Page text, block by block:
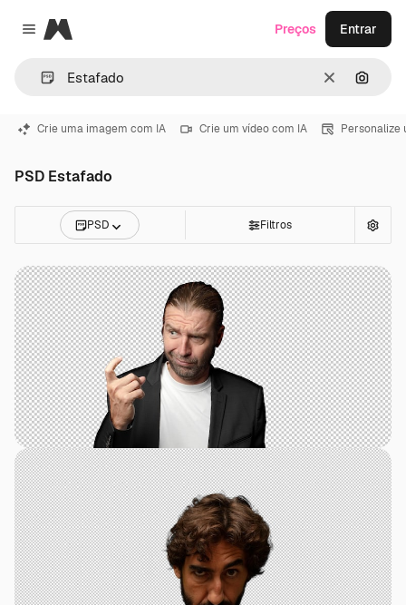
Close menu
Magnific
Limpar
Preços Entrar
Crie uma imagem com IA Crie um vídeo com IA Personalize
PSD Estafado
PSD Filtros